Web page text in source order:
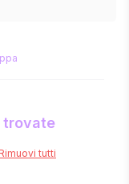
trovate
Rimuovi tutti